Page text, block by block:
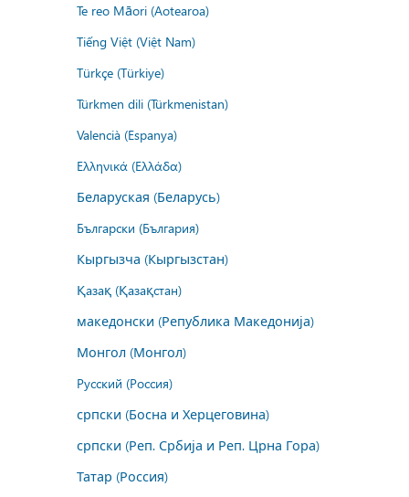
Te reo Māori (Aotearoa)
Tiếng Việt (Việt Nam)
Türkçe (Türkiye)
Türkmen dili (Türkmenistan)
Valencià (Espanya)
Ελληνικά (Ελλάδα)
Беларуская (Беларусь)
Български (България)
Кыргызча (Кыргызстан)
Қазақ (Қазақстан)
македонски (Република Македонија)
Монгол (Монгол)
Русский (Россия)
српски (Босна и Херцеговина)
српски (Реп. Србија и Реп. Црна Гора)
Татар (Россия)